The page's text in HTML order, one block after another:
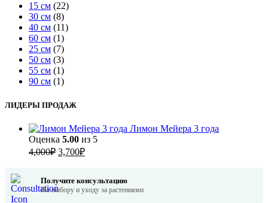
15 см (22)
30 см (8)
40 см (11)
60 см (1)
25 см (7)
50 см (3)
55 см (1)
90 см (1)
ЛИДЕРЫ ПРОДАЖ
Лимон Мейера 3 года
Оценка 5.00 из 5
4,000₽ Первоначальная
4,000₽.
3,700₽Текущая
Получите консультацию
По выбору и уходу за растениями